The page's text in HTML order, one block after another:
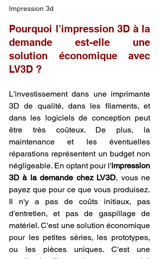
Impression 3d
Pourquoi l'impression 3D à la
demande est-elle une
solution économique avec
LV3D ?
L'investissement dans une imprimante
3D de qualité, dans les filaments, et
dans les logiciels de conception peut
être très coûteux. De plus, la
maintenance et les éventuelles
réparations représentent un budget non
négligeable. En optant pour l'impression
3D à la demande chez LV3D, vous ne
payez que pour ce que vous produisez.
Il n'y a pas de coûts initiaux, pas
d'entretien, et pas de gaspillage de
matériel. C'est une solution économique
pour les petites séries, les prototypes,
ou les pièces uniques. C'est une